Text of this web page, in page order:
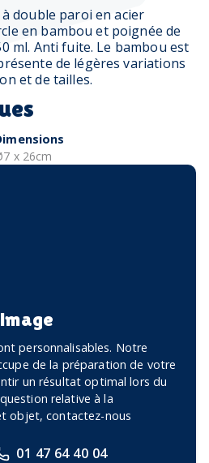
double paroi en acier
en bambou et poignée de
ml. Anti fuite. Le bambou est
de légères variations
et de tailles.
x 26cm
personnalisables. Notre
de la préparation de votre
un résultat optimal lors du
relative à la
objet, contactez-nous
01 47 64 40 04